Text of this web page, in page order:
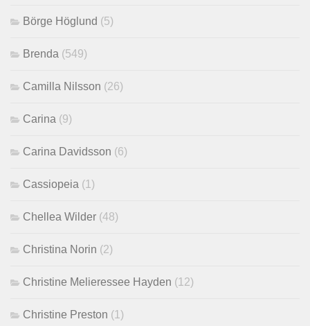
Börge Höglund (5)
Brenda (549)
Camilla Nilsson (26)
Carina (9)
Carina Davidsson (6)
Cassiopeia (1)
Chellea Wilder (48)
Christina Norin (2)
Christine Melieressee Hayden (12)
Christine Preston (1)